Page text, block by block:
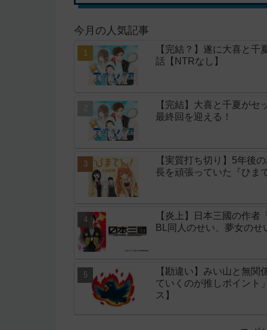
今月の人気記事
【完結？】遂に大喜と
話【NTRなし】
【完結】大喜と千夏が
最終回を迎える！
【実質打ち切り】5年後
長を頑張っていた『ひま
【炎上】日本三國の作
BL同人のせい、夢女の
【勘違い】みい山と無
ていくのが推しポイント
ス】